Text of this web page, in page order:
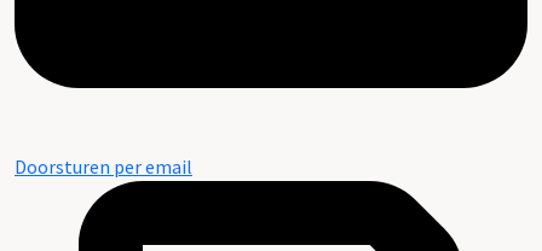
Doorsturen per email